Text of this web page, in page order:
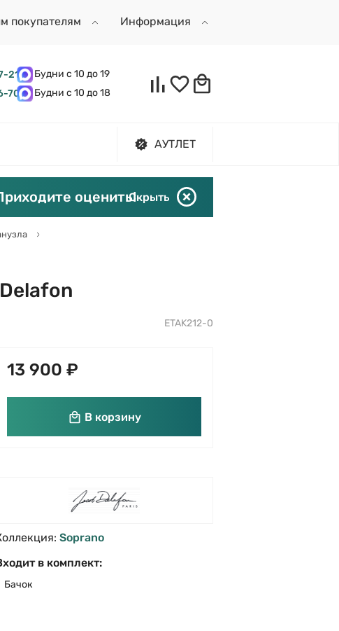
покупателям Информация
21
Будни с 10 до 19
70 Будни с 10 до 18
АУТЛЕТ
оценить!Скрыть
ETAK212-0
13 900 ₽
В корзину
Soprano
в комплект:
Бачок